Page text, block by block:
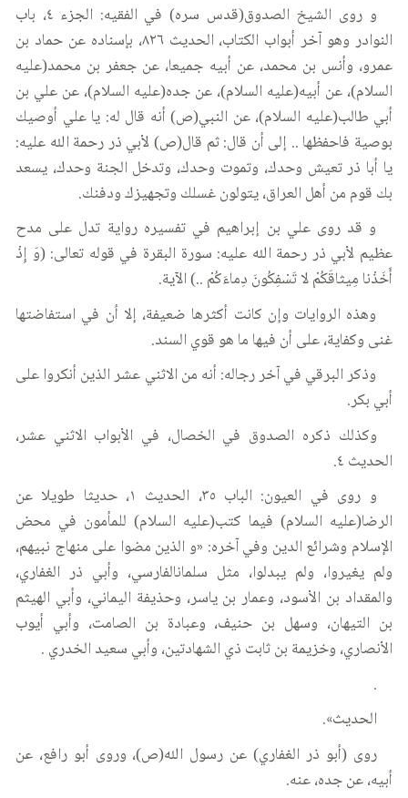
و روى الشيخ الصدوق(قدس سره) في الفقيه: الجزء ٤، باب
النوادر وهو آخر أبواب الكتاب، الحديث ٨٢٦، بإسناده عن حماد بن
عمرو، وأنس بن محمد، عن أبيه جميعا، عن جعفر بن محمد(عليه
السلام)، عن أبيه(عليه السلام)، عن جده(عليه السلام)، عن علي بن
أبي طالب(عليه السلام)، عن النبي(ص) أنه قال له: يا علي أوصيك
بوصية فاحفظها .. إلى أن قال: ثم قال(ص) لأبي ذر رحمة الله عليه:
يا أبا ذر تعيش وحدك، وتموت وحدك، وتدخل الجنة وحدك، يسعد
بك قوم من أهل العراق، يتولون غسلك وتجهيزك ودفنك.
و قد روى علي بن إبراهيم في تفسيره رواية تدل على مدح
عظيم لأبي ذر رحمة الله عليه: سورة البقرة في قوله تعالى: (وَ إِذْ
أَخَذْنا مِيثاقَكُمْ لا تَسْفِكُونَ دِماءَكُمْ ..) الآية.
وهذه الروايات وإن كانت أكثرها ضعيفة، إلا أن في استفاضتها
غنى وكفاية، على أن فيها ما هو قوي السند.
وذكر البرقي في آخر رجاله: أنه من الاثني عشر الذين أنكروا على
أبي بكر.
وكذلك ذكره الصدوق في الخصال، في الأبواب الاثني عشر،
الحديث ٤.
و روى في العيون: الباب ٣٥، الحديث ١، حديثا طويلا عن
الرضا(عليه السلام) فيما كتب(عليه السلام) للمأمون في محض
الإسلام وشرائع الدين وفي آخره: «و الذين مضوا على منهاج نبيهم،
ولم يغيروا، ولم يبدلوا، مثل سلمانالفارسي، وأبي ذر الغفاري،
والمقداد بن الأسود، وعمار بن ياسر، وحذيفة اليماني، وأبي الهيثم
بن التيهان، وسهل بن حنيف، وعبادة بن الصامت، وأبي أيوب
الأنصاري، وخزيمة بن ثابت ذي الشهادتين، وأبي سعيد الخدري .
.
الحديث».
روى (أبو ذر الغفاري) عن رسول الله(ص)، وروى أبو رافع، عن
أبيه، عن جده، عنه.